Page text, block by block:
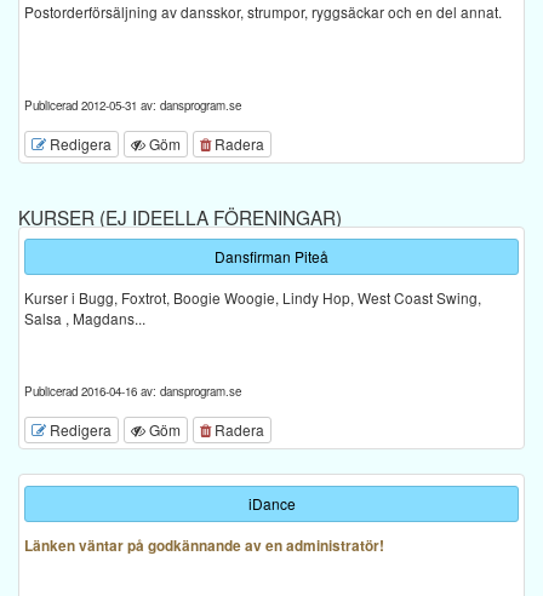
Postorderförsäljning av dansskor, strumpor, ryggsäckar och en del annat.
Publicerad 2012-05-31 av: dansprogram.se
Redigera Göm Radera
KURSER (EJ IDEELLA FÖRENINGAR)
Dansfirman Piteå
Kurser i Bugg, Foxtrot, Boogie Woogie, Lindy Hop, West Coast Swing,
Salsa , Magdans...
Publicerad 2016-04-16 av: dansprogram.se
Redigera Göm Radera
iDance
Länken väntar på godkännande av en administratör!